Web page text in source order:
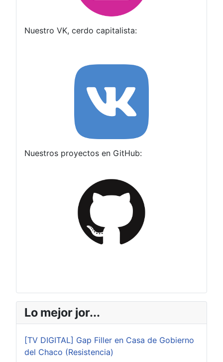
Nuestro VK, cerdo capitalista:
Nuestros proyectos en GitHub:
Lo mejor jor...
[TV DIGITAL] Gap Filler en Casa de Gobierno
del Chaco (Resistencia)